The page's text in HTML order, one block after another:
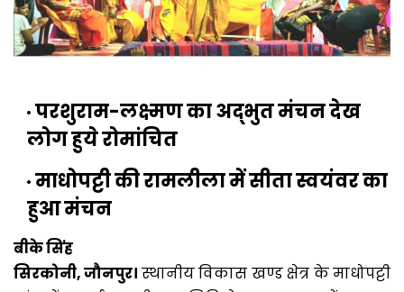
परशुराम-लक्ष्मण का अद्भुत मंचन देख
लोग हुये रोमांचित
माधोपट्टी की रामलीला में सीता स्वयंवर का
हुआ मंचन
बीके सिंह
सिरकोनी, जौनपुर।स्थानीय विकास खण्ड क्षेत्र के माधोपट्टी